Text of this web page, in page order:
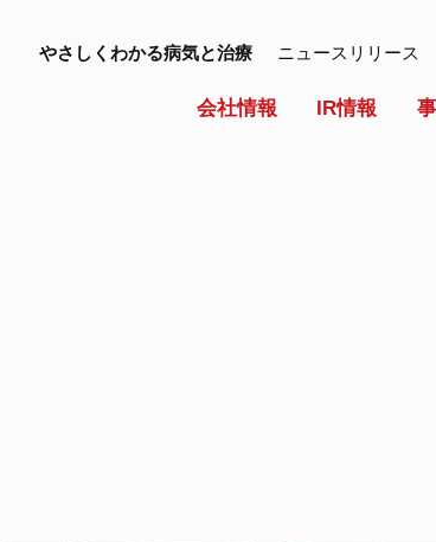
会社情報 IR情報
やさしくわかる病気と治療 ニュースリリース